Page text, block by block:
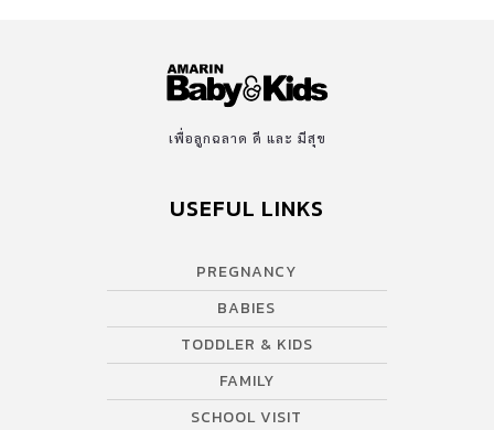
เพื่อลูกฉลาด ดี และ มีสุข
USEFUL LINKS
PREGNANCY
BABIES
TODDLER & KIDS
FAMILY
SCHOOL VISIT